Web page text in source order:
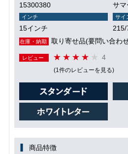
15300380 サマ
インチ
15インチ
サイ
在庫・納期 取り寄せ品(要問い合わ
レビュー 4
(1件のレビューを見る)
商品特徴